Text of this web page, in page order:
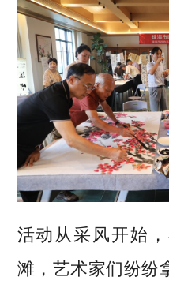
活动从采风开始
滩，艺术家们纷纷